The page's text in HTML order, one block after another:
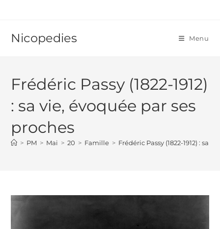
Nicopedies Menu
Frédéric Passy (1822-1912)
: sa vie, évoquée par ses
proches
> PM > Mai > 20 > Famille > Frédéric Passy (1822-1912) : sa